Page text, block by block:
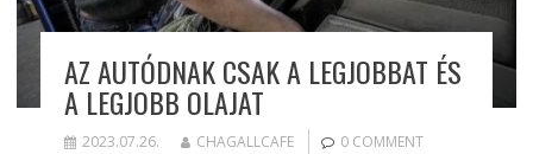
AZ AUTÓDNAK CSAK A LEGJOBBAT ÉS
A LEGJOBB OLAJAT
2023.07.26. CHAGALLCAFE 0 COMMENT